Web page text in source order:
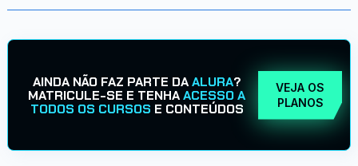
AINDA NÃO FAZ PARTE DAALURA?
MATRICULE-SE E TENHAACESSO A
TODOS OS CURSOS E CONTEÚDOS
VEJA OS
PLANOS